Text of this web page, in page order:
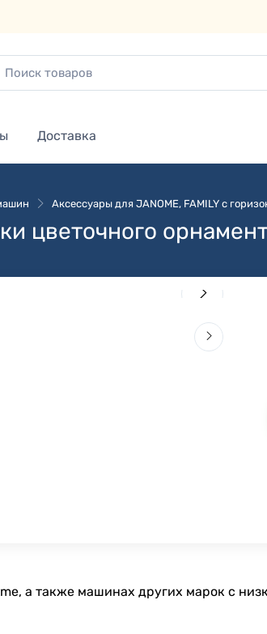
Доставка
Аксессуары для JANOME, FAMILY с
цветочного
а также машинах других марок с